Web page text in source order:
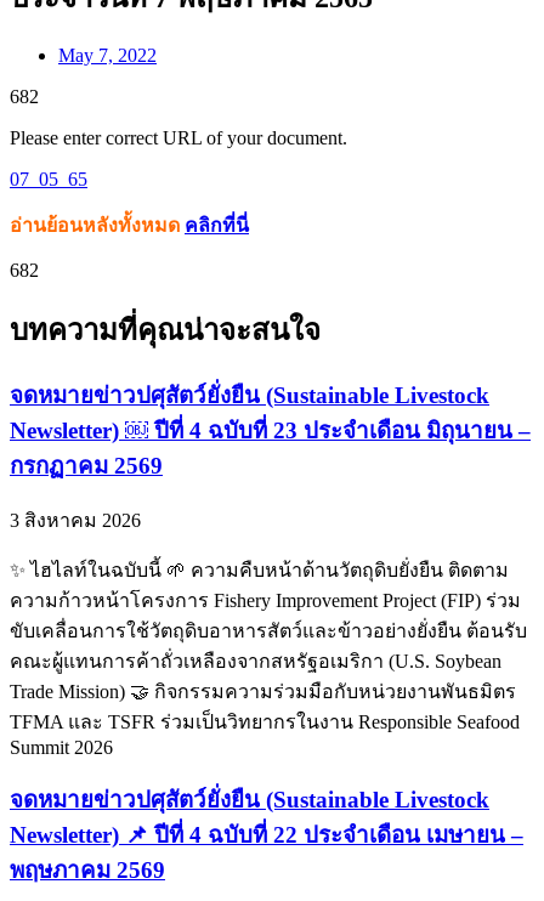
May 7, 2022
682
Please enter correct URL of your document.
07_05_65
อ่านย้อนหลังทั้งหมด คลิกที่นี่
682
บทความที่คุณน่าจะสนใจ
จดหมายข่าวปศุสัตว์ยั่งยืน (Sustainable Livestock
Newsletter) ￼ ปีที่ 4 ฉบับที่ 23 ประจำเดือน มิถุนายน –
กรกฏาคม 2569
3 สิงหาคม 2026
✨ ไฮไลท์ในฉบับนี้ 🌱 ความคืบหน้าด้านวัตถุดิบยั่งยืน ติดตาม
ความก้าวหน้าโครงการ Fishery Improvement Project (FIP) ร่วม
ขับเคลื่อนการใช้วัตถุดิบอาหารสัตว์และข้าวอย่างยั่งยืน ต้อนรับ
คณะผู้แทนการค้าถั่วเหลืองจากสหรัฐอเมริกา (U.S. Soybean
Trade Mission) 🤝 กิจกรรมความร่วมมือกับหน่วยงานพันธมิตร
TFMA และ TSFR ร่วมเป็นวิทยากรในงาน Responsible Seafood
Summit 2026
จดหมายข่าวปศุสัตว์ยั่งยืน (Sustainable Livestock
Newsletter) 📌 ปีที่ 4 ฉบับที่ 22 ประจำเดือน เมษายน –
พฤษภาคม 2569